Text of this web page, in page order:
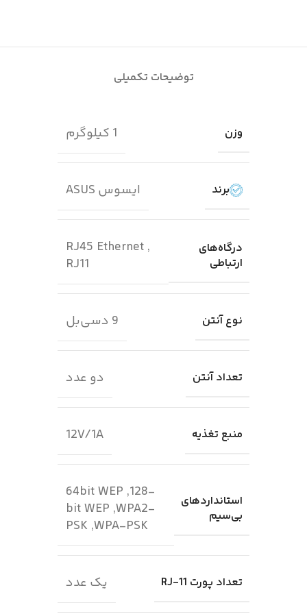
توضیحات تکمیلی
وزن 1 کیلوگرم
برند ایسوس ASUS
درگاه‌های
ارتباطی
RJ45 Ethernet ,
RJ11
نوع آنتن 9 دسی‌بل
تعداد آنتن دو عدد
منبع تغذیه 12V/1A
استانداردهای
بی‌سیم
64bit WEP ,128-
bit WEP ,WPA2-
PSK ,WPA-PSK
تعداد پورت RJ-11 یک عدد